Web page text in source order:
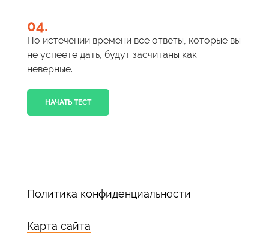
04.
По истечении времени все ответы, которые вы
не успеете дать, будут засчитаны как
неверные.
НАЧАТЬ ТЕСТ
Политика конфиденциальности
Карта сайта